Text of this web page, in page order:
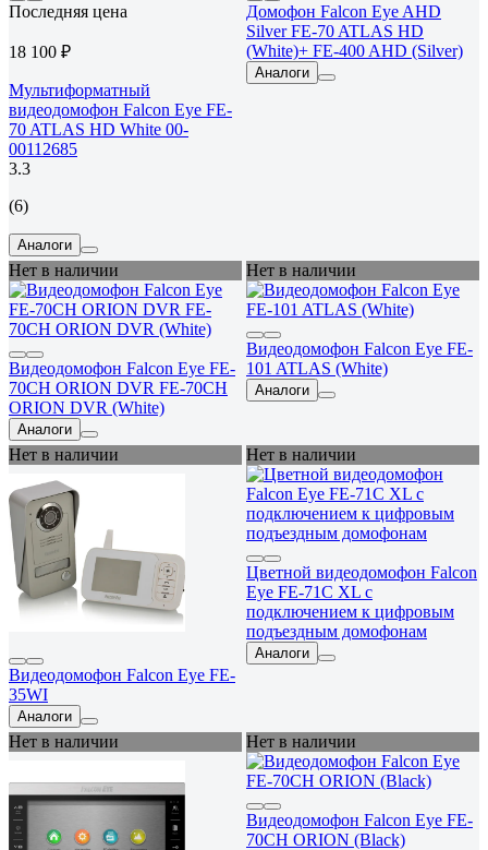
Последняя цена
18 100 ₽
Мультиформатный
видеодомофон Falcon Eye FE-
70 ATLAS HD White 00-
00112685
3.3
(6)
Аналоги
Домофон Falcon Eye AHD
Silver FE-70 ATLAS HD
(White)+ FE-400 AHD (Silver)
Аналоги
Нет в наличии
Видеодомофон Falcon Eye FE-
70CH ORION DVR FE-70CH
ORION DVR (White)
Аналоги
Нет в наличии
Видеодомофон Falcon Eye FE-
101 ATLAS (White)
Аналоги
Нет в наличии
Видеодомофон Falcon Eye FE-
35WI
Аналоги
Нет в наличии
Цветной видеодомофон Falcon
Eye FE-71C XL с
подключением к цифровым
подъездным домофонам
Аналоги
Нет в наличии Нет в наличии
Видеодомофон Falcon Eye FE-
70CH ORION (Black)